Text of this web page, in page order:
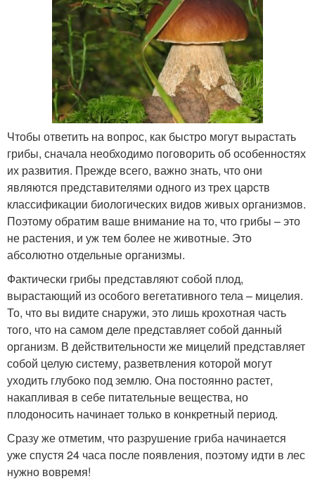
Чтобы ответить на вопрос, как быстро могут вырастать
грибы, сначала необходимо поговорить об особенностях
их развития. Прежде всего, важно знать, что они
являются представителями одного из трех царств
классификации биологических видов живых организмов.
Поэтому обратим ваше внимание на то, что грибы – это
не растения, и уж тем более не животные. Это
абсолютно отдельные организмы.
Фактически грибы представляют собой плод,
вырастающий из особого вегетативного тела – мицелия.
То, что вы видите снаружи, это лишь крохотная часть
того, что на самом деле представляет собой данный
организм. В действительности же мицелий представляет
собой целую систему, разветвления которой могут
уходить глубоко под землю. Она постоянно растет,
накапливая в себе питательные вещества, но
плодоносить начинает только в конкретный период.
Сразу же отметим, что разрушение гриба начинается
уже спустя 24 часа после появления, поэтому идти в лес
нужно вовремя!